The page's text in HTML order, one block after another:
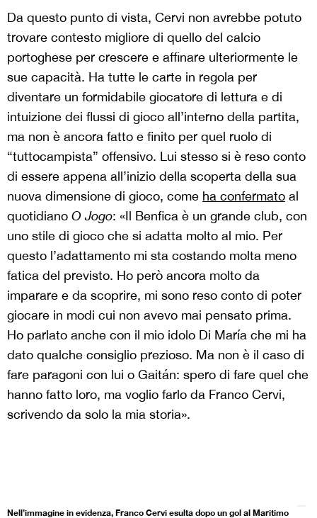
Da questo punto di vista, Cervi non avrebbe potuto
trovare contesto migliore di quello del calcio
portoghese per crescere e affinare ulteriormente le
sue capacità. Ha tutte le carte in regola per
diventare un formidabile giocatore di lettura e di
intuizione dei flussi di gioco all’interno della partita,
ma non è ancora fatto e finito per quel ruolo di
“tuttocampista” offensivo. Lui stesso si è reso conto
di essere appena all’inizio della scoperta della sua
nuova dimensione di gioco, come ha confermato al
quotidiano O Jogo: «Il Benfica è un grande club, con
uno stile di gioco che si adatta molto al mio. Per
questo l’adattamento mi sta costando molta meno
fatica del previsto. Ho però ancora molto da
imparare e da scoprire, mi sono reso conto di poter
giocare in modi cui non avevo mai pensato prima.
Ho parlato anche con il mio idolo Di María che mi ha
dato qualche consiglio prezioso. Ma non è il caso di
fare paragoni con lui o Gaitán: spero di fare quel che
hanno fatto loro, ma voglio farlo da Franco Cervi,
scrivendo da solo la mia storia».
Nell’immagine in evidenza, Franco Cervi esulta dopo un gol al Maritimo